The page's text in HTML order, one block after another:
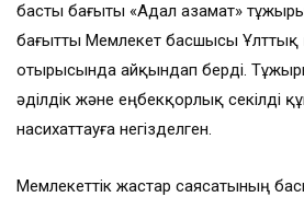
басты бағыты «Адал азамат»
бағытты Мемлекет басшысы Ұлттық
отырысында айқындап берді.
әділдік және еңбекқорлық секілді
насихаттауға негізделген.
Мемлекеттік жастар саясатының